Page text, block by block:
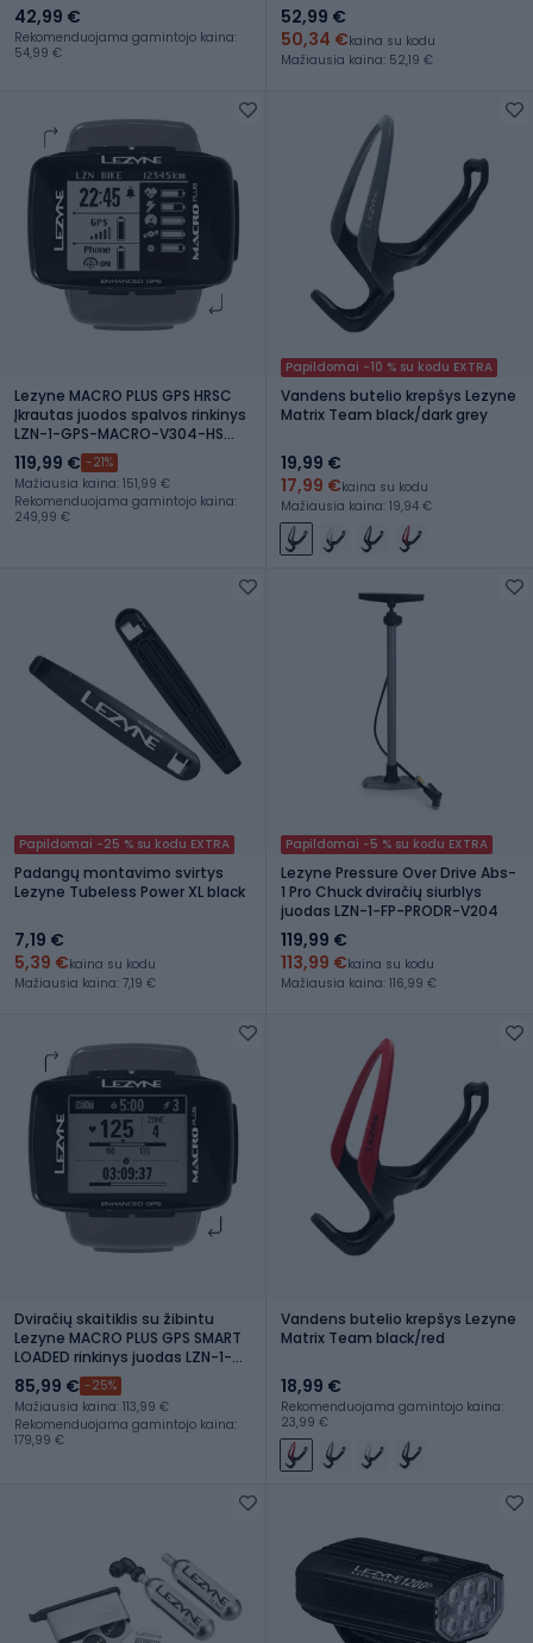
42,99 €
Rekomenduojama gamintojo kaina:
54,99 €
52,99 €
50,34 €kaina su kodu
Mažiausia kaina: 52,19 €
Lezyne MACRO PLUS GPS HRSC
Įkrautas juodos spalvos rinkinys
LZN-1-GPS-MACRO-V304-HS
dviračių skaitiklis su kadencijos
jutikliu
119,99 € -21%
Mažiausia kaina: 151,99 €
Rekomenduojama gamintojo kaina:
249,99 €
Papildomai -10 % su kodu EXTRA
Vandens butelio krepšys Lezyne
Matrix Team black/dark grey
19,99 €
17,99 €kaina su kodu
Mažiausia kaina: 19,94 €
Papildomai -25 % su kodu EXTRA
Padangų montavimo svirtys
Lezyne Tubeless Power XL black
7,19 €
5,39 €kaina su kodu
Mažiausia kaina: 7,19 €
Papildomai -5 % su kodu EXTRA
Lezyne Pressure Over Drive Abs-
1 Pro Chuck dviračių siurblys
juodas LZN-1-FP-PRODR-V204
119,99 €
113,99 €kaina su kodu
Mažiausia kaina: 116,99 €
Dviračių skaitiklis su žibintu
Lezyne MACRO PLUS GPS SMART
LOADED rinkinys juodas LZN-1-
GPS-MACRO-V104-SL
85,99 € -25%
Mažiausia kaina: 113,99 €
Rekomenduojama gamintojo kaina:
179,99 €
Vandens butelio krepšys Lezyne
Matrix Team black/red
18,99 €
Rekomenduojama gamintojo kaina:
23,99 €